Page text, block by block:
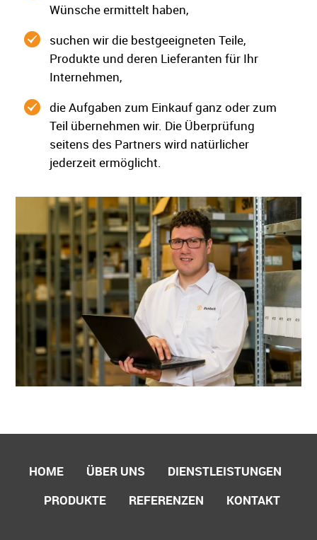
Wünsche ermittelt haben,
suchen wir die bestgeeigneten Teile,
Produkte und deren Lieferanten für Ihr
Internehmen,
die Aufgaben zum Einkauf ganz oder zum
Teil übernehmen wir. Die Überprüfung
seitens des Partners wird natürlicher
jederzeit ermöglicht.
HOME ÜBER UNS
DIENSTLEISTUNGEN
PRODUKTE
REFERENZEN KONTAKT